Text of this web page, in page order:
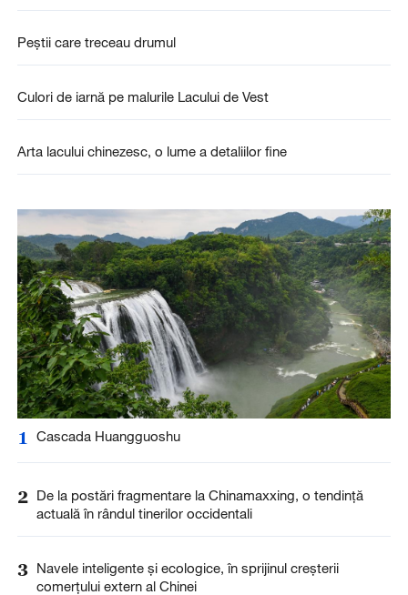
Peștii care treceau drumul
Culori de iarnă pe malurile Lacului de Vest
Arta lacului chinezesc, o lume a detaliilor fine
1 Cascada Huangguoshu
2 De la postări fragmentare la Chinamaxxing, o tendință
actuală în rândul tinerilor occidentali
3 Navele inteligente și ecologice, în sprijinul creșterii
comerțului extern al Chinei